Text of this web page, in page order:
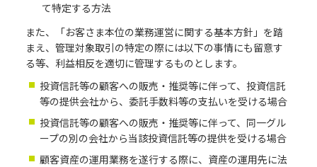
て特定する方法
また、「お客さま本位の業務運営に関する基本方針」を踏
まえ、管理対象取引の特定の際には以下の事情にも留意す
る等、利益相反を適切に管理するものとします。
投資信託等の顧客への販売・推奨等に伴って、投資信託
等の提供会社から、委託手数料等の支払いを受ける場合
投資信託等の顧客への販売・推奨等に伴って、同一グル
ープの別の会社から当該投資信託等の提供を受ける場合
顧客資産の運用業務を遂行する際に、資産の運用先に法